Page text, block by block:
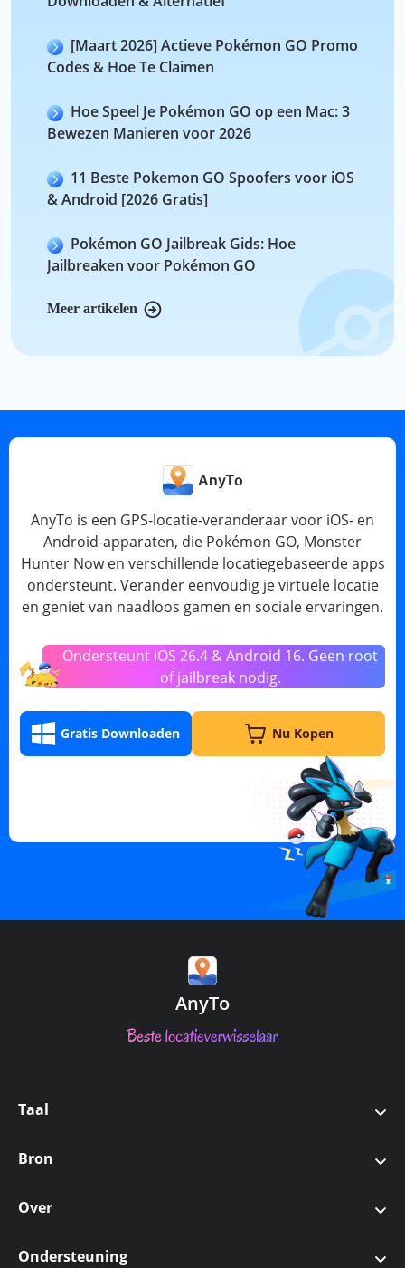
[Maart 2026] Actieve Pokémon GO Promo
Codes & Hoe Te Claimen
Hoe Speel Je Pokémon GO op een Mac: 3
Bewezen Manieren voor 2026
11 Beste Pokemon GO Spoofers voor iOS
& Android [2026 Gratis]
Pokémon GO Jailbreak Gids: Hoe
Jailbreaken voor Pokémon GO
Meer artikelen
AnyTo
AnyTo is een GPS-locatie-veranderaar voor iOS- en
Android-apparaten, die Pokémon GO, Monster
Hunter Now en verschillende locatiegebaseerde apps
ondersteunt. Verander eenvoudig je virtuele locatie
en geniet van naadloos gamen en sociale ervaringen.
Ondersteunt iOS 26.4 & Android 16. Geen root
of jailbreak nodig.
Gratis Downloaden Nu Kopen
AnyTo
Taal
Bron
Over
Ondersteuning